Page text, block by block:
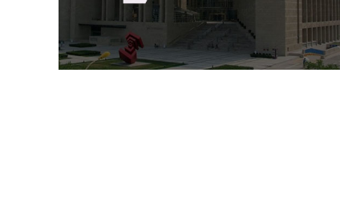
博物馆展厅设计
数字博物馆建设
展厅空间设计
北京展厅设计
产品展厅设计
企业展厅设计
公司展厅设计